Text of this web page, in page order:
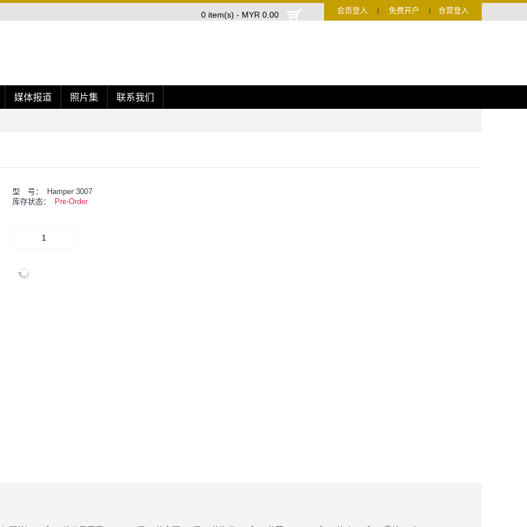
0 item(s) - MYR 0.00 会员登入 免费开户 合营登入
媒体报道 照片集 联系我们
型 号：
Hamper 3007
库存状态：
Pre-Order